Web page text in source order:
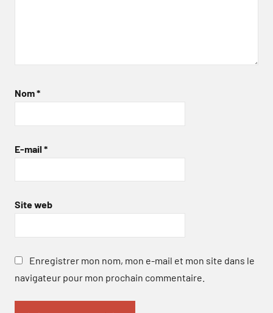
Nom*
E-mail *
Site web
Enregistrer mon nom, mon e-mail et mon site dans le
navigateur pour mon prochain commentaire.